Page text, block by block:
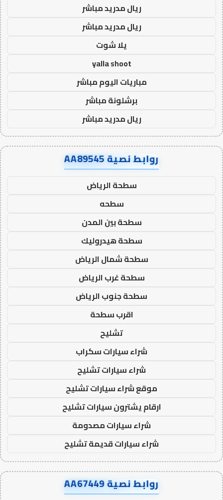
ريال مدريد مباشر
ريال مدريد مباشر
يلا شوت
yalla shoot
مباريات اليوم مباشر
برشلونة مباشر
ريال مدريد مباشر
روابط نصية AA89545
سطحة الرياض
سطحه
سطحة بين المدن
سطحة هيدروليك
سطحة شمال الرياض
سطحة غرب الرياض
سطحة جنوب الرياض
اقرب سطحة
تشليح
شراء سيارات سكراب
شراء سيارات تشليح
موقع شراء سيارات تشليح
ارقام يشترون سيارات تشليح
شراء سيارات مصدومة
شراء سيارات قديمة تشليح
روابط نصية AA67449